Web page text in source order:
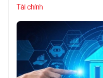
Tài chính